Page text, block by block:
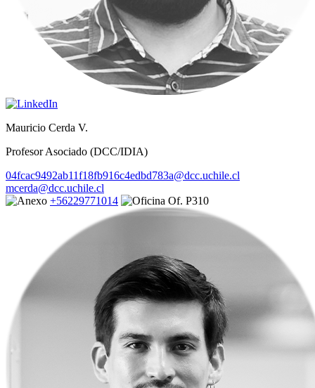
Mauricio Cerda V.
Profesor Asociado (DCC/IDIA)
04fcac9492ab11f18fb916c4edbd783a@dcc.uchile.cl
mcerda@dcc.uchile.cl
+56229771014
Of. P310